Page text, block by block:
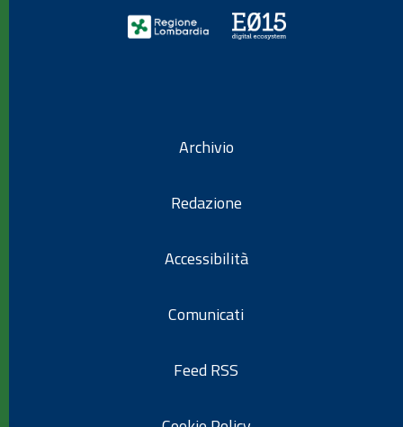
Archivio
Redazione
Accessibilità
Comunicati
Feed RSS